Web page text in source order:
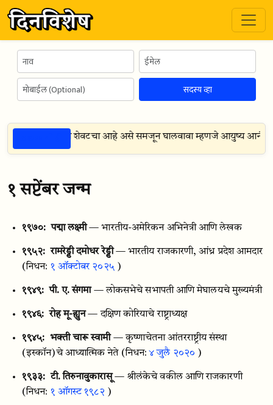
सदस्य व्हा
प्रत्येक दिवस हा शेवटचा आहे असे समजून घालवावा म्हणजे आयुष्य आनंदमय
१ सप्टेंबर जन्म
१९७०: पद्मा लक्ष्मी — भारतीय-अमेरिकन अभिनेत्री आणि लेखक
१९५२: रामरेड्डी दमोधर रेड्डी — भारतीय राजकारणी, आंध्र प्रदेश आमदार
(निधन: १ ऑक्टोबर २०२५ )
१९४९: पी. ए. संगमा — लोकसभेचे सभापती आणि मेघालयचे मुख्यमंत्री
१९४६: रोह मू-ह्युन — दक्षिण कोरियाचे राष्ट्राध्यक्ष
१९४५: भक्ती चारू स्वामी — कृष्णाचेतना आंतरराष्ट्रीय संस्था
(इस्कॉन)चे आध्यात्मिक नेते (निधन:४ जुलै २०२० )
१९३३: टी. तिरुनावुकारासू — श्रीलंकेचे वकील आणि राजकारणी
(निधन: १ ऑगस्ट १९८२ )